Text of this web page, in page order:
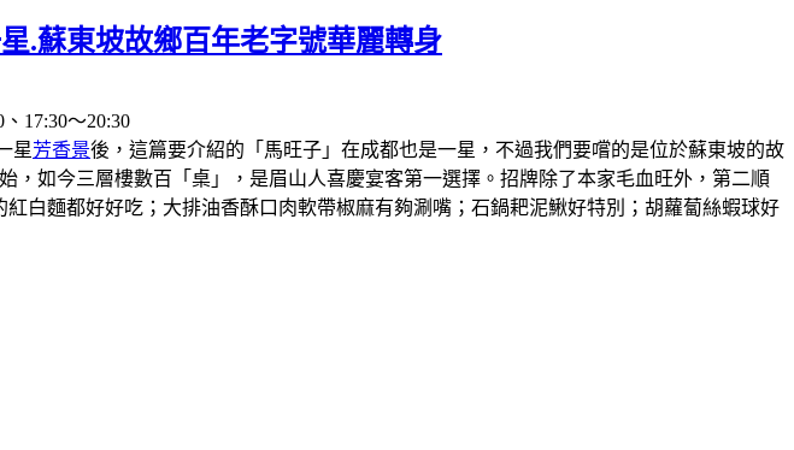
.蘇東坡故鄉百年老字號華麗轉身
17:30〜20:30
星芳香景後，這篇要介紹的「馬旺子」在成都也是一星，不過我們要嚐的是位於蘇東坡的故
如今三層樓數百「桌」，是眉山人喜慶宴客第一選擇。招牌除了本家毛血旺外，第二順
白麵都好好吃；大排油香酥口肉軟帶椒麻有夠涮嘴；石鍋耙泥鰍好特別；胡蘿蔔絲蝦球好